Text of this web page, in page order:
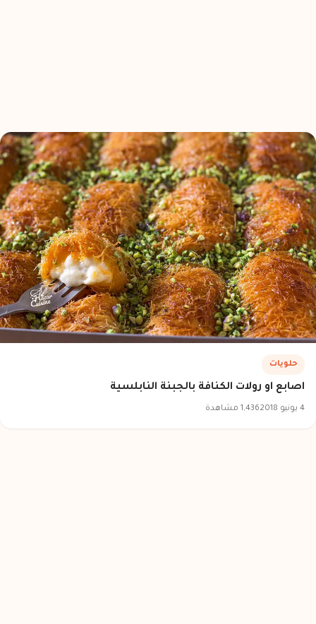
حلويات
اصابع او رولات الكنافة بالجبنة النابلسية
4 يونيو 2018 1,436 مشاهدة